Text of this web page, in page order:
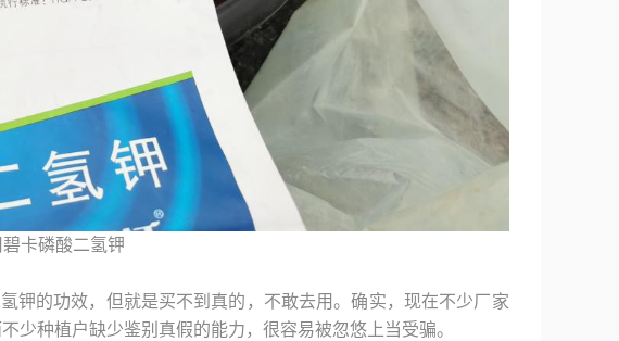
卡磷酸二氢钾
钾的功效，但就是买不到真的，不敢去用。确实，现在不少厂家
少种植户缺少鉴别真假的能力，很容易被忽悠上当受骗。